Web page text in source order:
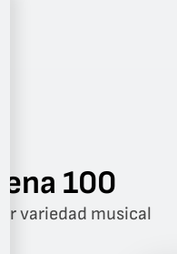
100
variedad musical